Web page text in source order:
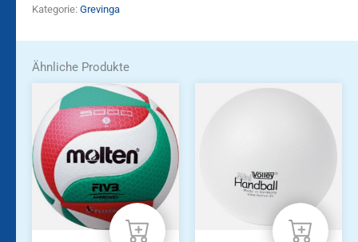
Kategorie: Grevinga
Ähnliche Produkte